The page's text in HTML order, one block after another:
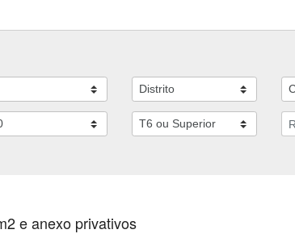
e anexo privativos